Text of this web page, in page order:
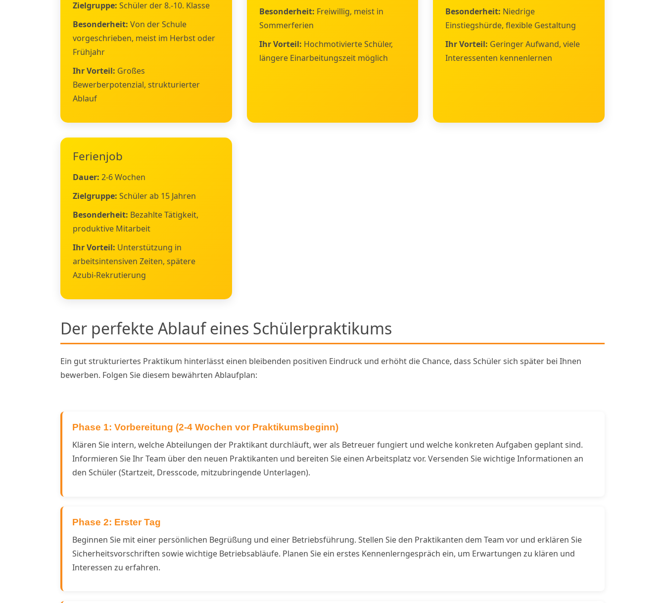
Zielgruppe: Schüler der 8.-10. Klasse
Besonderheit: Von der Schule
vorgeschrieben, meist im Herbst oder
Frühjahr
Ihr Vorteil: Großes
Bewerberpotenzial, strukturierter
Ablauf
Besonderheit: Freiwillig, meist in
Sommerferien
Ihr Vorteil: Hochmotivierte Schüler,
längere Einarbeitungszeit möglich
Besonderheit: Niedrige
Einstiegshürde, flexible Gestaltung
Ihr Vorteil: Geringer Aufwand, viele
Interessenten kennenlernen
Ferienjob
Dauer: 2-6 Wochen
Zielgruppe: Schüler ab 15 Jahren
Besonderheit: Bezahlte Tätigkeit,
produktive Mitarbeit
Ihr Vorteil: Unterstützung in
arbeitsintensiven Zeiten, spätere
Azubi-Rekrutierung
Der perfekte Ablauf eines Schülerpraktikums
Ein gut strukturiertes Praktikum hinterlässt einen bleibenden positiven Eindruck und erhöht die Chance, dass Schüler sich später bei Ihnen
bewerben. Folgen Sie diesem bewährten Ablaufplan:
Phase 1: Vorbereitung (2-4 Wochen vor Praktikumsbeginn)
Klären Sie intern, welche Abteilungen der Praktikant durchläuft, wer als Betreuer fungiert und welche konkreten Aufgaben geplant sind.
Informieren Sie Ihr Team über den neuen Praktikanten und bereiten Sie einen Arbeitsplatz vor. Versenden Sie wichtige Informationen an
den Schüler (Startzeit, Dresscode, mitzubringende Unterlagen).
Phase 2: Erster Tag
Beginnen Sie mit einer persönlichen Begrüßung und einer Betriebsführung. Stellen Sie den Praktikanten dem Team vor und erklären Sie
Sicherheitsvorschriften sowie wichtige Betriebsabläufe. Planen Sie ein erstes Kennenlerngespräch ein, um Erwartungen zu klären und
Interessen zu erfahren.